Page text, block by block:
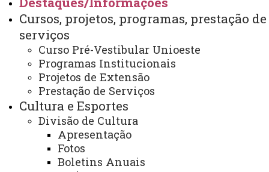
Cursos, projetos, programas, prestação de
serviços
Curso Pré-Vestibular Unioeste
Programas Institucionais
Projetos de Extensão
Prestação de Serviços
Cultura e Esportes
Divisão de Cultura
Apresentação
Fotos
Boletins Anuais
Você está aqui: Unioeste
PROEX
Destaques/Informações
Editais Internos
EDITAL N° 028/2026 - PROEX - RESULTADO DO
PROCESSO SELETIVO DE BOLSISTA PARA ATUAR NO
PROGRAMA DE FOMENTO À EXTENSÃO
UNIVERSITÁRIA
EDITAL N° 028/2026 - PROEX -
RESULTADO DO PROCESSO
SELETIVO DE BOLSISTA PARA